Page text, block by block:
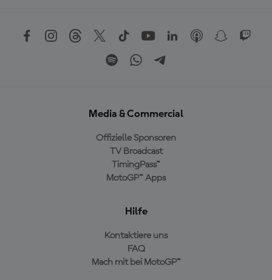
Media & Commercial
Offizielle Sponsoren
TV Broadcast
TimingPass™
MotoGP™ Apps
Hilfe
Kontaktiere uns
FAQ
Mach mit bei MotoGP™